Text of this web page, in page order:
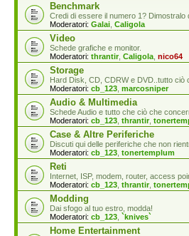
Benchmark
Credi di essere il numero 1? Dimostralo
Moderatori: Galai Caligola
Video
Schede grafiche e monitor.
Moderatori: thrantir, Caligola nico64
Storage
Hard Disk, CD, CDRW e DVD..tutto ciò
Moderatori: cb_123 marcosniper
Audio & Multimedia
Schede Audio e tutto che ciò che
Moderatori: cb_123 thrantir,
Case & Altre Periferiche
Discuti qui delle periferiche che non
Moderatori: cb_123 tonertemplum
Reti
Internet, ISP, modem, router, access
Moderatori: cb_123 thrantir,
Modding
Dai sfogo al tuo estro, modda!
Moderatori: cb_123 `knives`
Home Entertainment